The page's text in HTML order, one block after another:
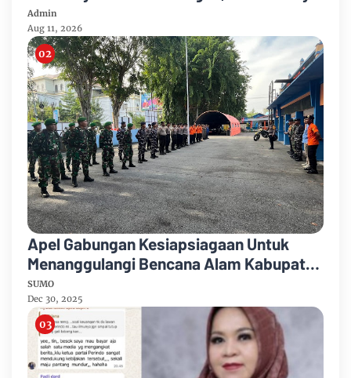
Admin
Aug 11, 2026
Apel Gabungan Kesiapsiagaan Untuk
Menanggulangi Bencana Alam Kabupaten
Bengkalis
SUMO
Dec 30, 2025